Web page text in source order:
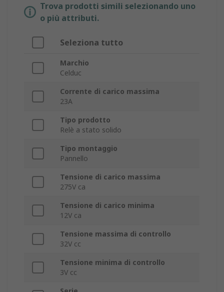
Trova prodotti simili selezionando uno
o più attributi.
Seleziona tutto
Marchio
Celduc
Corrente di carico massima
23A
Tipo prodotto
Relè a stato solido
Tipo montaggio
Pannello
Tensione di carico massima
275V ca
Tensione di carico minima
12V ca
Tensione massima di controllo
32V cc
Tensione minima di controllo
3V cc